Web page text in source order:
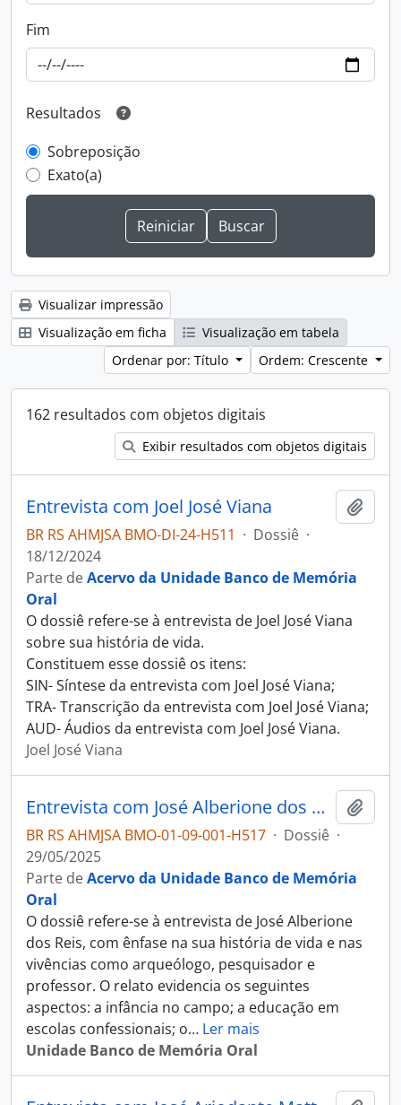
Fim
Resultados
Sobreposição
Exato(a)
Visualizar impressão
Visualização em ficha
Visualização em tabela
Ordenar por: Título
Ordem: Crescente
162 resultados com objetos digitais
Exibir resultados com objetos digitais
Entrevista com Joel José Viana
BR RS AHMJSA BMO-DI-24-H511 · Dossiê ·
18/12/2024
Parte deAcervo da Unidade Banco de Memória
Oral
O dossiê refere-se à entrevista de Joel José Viana
sobre sua história de vida.
Constituem esse dossiê os itens:
SIN- Síntese da entrevista com Joel José Viana;
TRA- Transcrição da entrevista com Joel José Viana;
AUD- Áudios da entrevista com Joel José Viana.
Joel José Viana
Entrevista com José Alberione dos Reis
BR RS AHMJSA BMO-01-09-001-H517 · Dossiê ·
29/05/2025
Parte deAcervo da Unidade Banco de Memória
Oral
O dossiê refere-se à entrevista de José Alberione
dos Reis, com ênfase na sua história de vida e nas
vivências como arqueólogo, pesquisador e
professor. O relato evidencia os seguintes
aspectos: a infância no campo; a educação em
escolas confessionais; o… Ler mais
Unidade Banco de Memória Oral